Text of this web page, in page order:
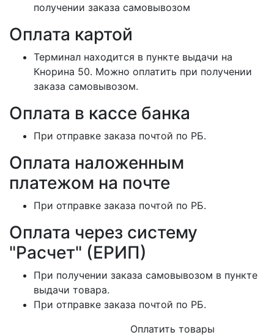
получении заказа самовывозом
Оплата картой
Терминал находится в пункте выдачи на
Кнорина 50. Можно оплатить при получении
заказа самовывозом.
Оплата в кассе банка
При отправке заказа почтой по РБ.
Оплата наложенным
платежом на почте
При отправке заказа почтой по РБ.
Оплата через систему
"Расчет" (ЕРИП)
При получении заказа самовывозом в пункте
выдачи товара.
При отправке заказа почтой по РБ.
Оплатить товары